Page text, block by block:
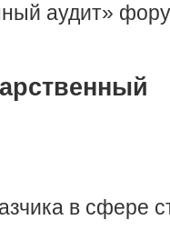
аудит»
в сфере